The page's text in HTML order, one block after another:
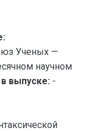
Ученых —
научном
выпуске: -